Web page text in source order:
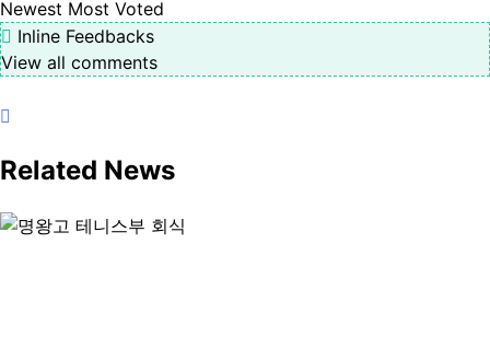
Newest Most Voted
Inline Feedbacks
View all comments
Related News